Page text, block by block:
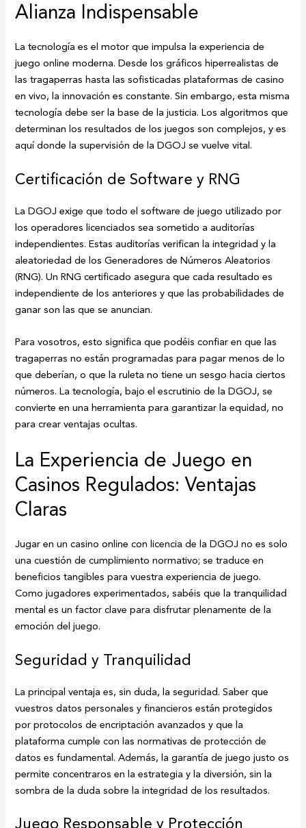
Alianza Indispensable
La tecnología es el motor que impulsa la experiencia de
juego online moderna. Desde los gráficos hiperrealistas de
las tragaperras hasta las sofisticadas plataformas de casino
en vivo, la innovación es constante. Sin embargo, esta misma
tecnología debe ser la base de la justicia. Los algoritmos que
determinan los resultados de los juegos son complejos, y es
aquí donde la supervisión de la DGOJ se vuelve vital.
Certificación de Software y RNG
La DGOJ exige que todo el software de juego utilizado por
los operadores licenciados sea sometido a auditorías
independientes. Estas auditorías verifican la integridad y la
aleatoriedad de los Generadores de Números Aleatorios
(RNG). Un RNG certificado asegura que cada resultado es
independiente de los anteriores y que las probabilidades de
ganar son las que se anuncian.
Para vosotros, esto significa que podéis confiar en que las
tragaperras no están programadas para pagar menos de lo
que deberían, o que la ruleta no tiene un sesgo hacia ciertos
números. La tecnología, bajo el escrutinio de la DGOJ, se
convierte en una herramienta para garantizar la equidad, no
para crear ventajas ocultas.
La Experiencia de Juego en
Casinos Regulados: Ventajas
Claras
Jugar en un casino online con licencia de la DGOJ no es solo
una cuestión de cumplimiento normativo; se traduce en
beneficios tangibles para vuestra experiencia de juego.
Como jugadores experimentados, sabéis que la tranquilidad
mental es un factor clave para disfrutar plenamente de la
emoción del juego.
Seguridad y Tranquilidad
La principal ventaja es, sin duda, la seguridad. Saber que
vuestros datos personales y financieros están protegidos
por protocolos de encriptación avanzados y que la
plataforma cumple con las normativas de protección de
datos es fundamental. Además, la garantía de juego justo os
permite concentraros en la estrategia y la diversión, sin la
sombra de la duda sobre la integridad de los resultados.
Juego Responsable y Protección